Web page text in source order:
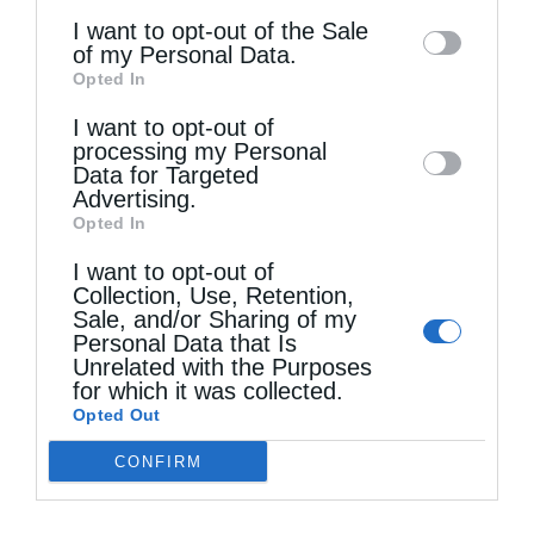
information may also be disclosed by us to
third parties on theIAB’s List of
Downstream Participants
disclose it to other third parties.
I want to opt-out of the Sale
of my Personal Data.
Opted In
I want to opt-out of
processing my Personal
Data for Targeted
Advertising.
Opted In
I want to opt-out of
Collection, Use, Retention,
Sale, and/or Sharing of my
Personal Data that Is
Unrelated with the Purposes
for which it was collected.
Opted Out
CONFIRM
Ευτυχώς, πρόσφατα το Εφετείον Πειραιώς
μάς ηθώωσε και έληξε ένα μέρος της
περιπέτειάς μας. Δυστυχώς, από το κράτος
δεν έχουμε καμίαν βοήθειαν. Φέτος, μόνον
τα δύο αυτά ιδρύματα επλήρωσαν φόρον
ευρώ. Τελευταία μας επεβλήθη φόρος 3‰
επί του Προϋπολογισμού, διά να
λειτουργήσει -λέει- η Διεύθυνσις
Κληροδοτημάτων, η οποία κατά τον νόμον
πρέπει να εγκρίνει και να προσδιορίσει το
ποσόν των εκμισθώσεων ακινήτων, το